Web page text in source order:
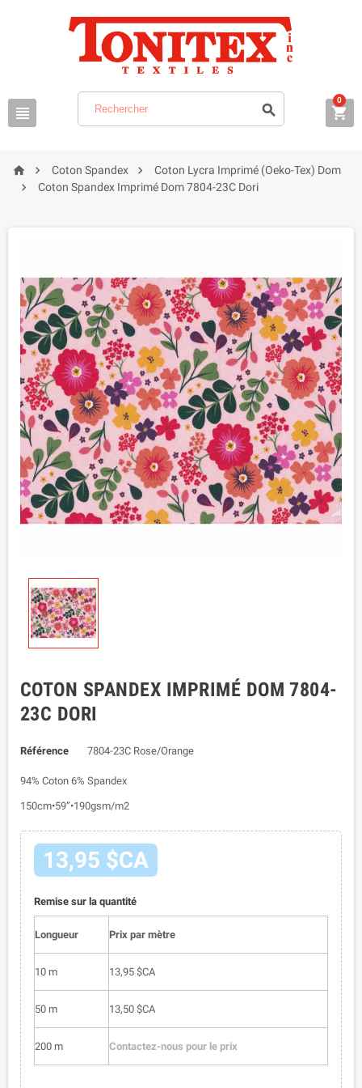
  
0
  Coton Spandex  Coton Lycra Imprimé (Oeko-Tex) Dom
 Coton Spandex Imprimé Dom 7804-23C Dori
COTON SPANDEX IMPRIMÉ DOM 7804-
23C DORI
Référence 7804-23C Rose/Orange
94% Coton 6% Spandex
150cm•59”•190gsm/m2
13,95 $CA
Remise sur la quantité
Longueur Prix par mètre
10 m 13,95 $CA
50 m 13,50 $CA
200 m Contactez-nous pour le prix